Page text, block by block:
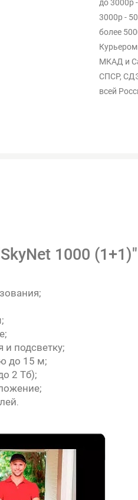
до 3000р
3000р -
более
МКАД и
СПСР,
всей
1000
подсветку;
до 15 м;
2 Тб);
.